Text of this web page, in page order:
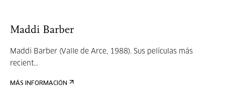
Maddi Barber
Maddi Barber (Valle de Arce, 1988). Sus películas más
recient...
MÁS INFORMACIÓN